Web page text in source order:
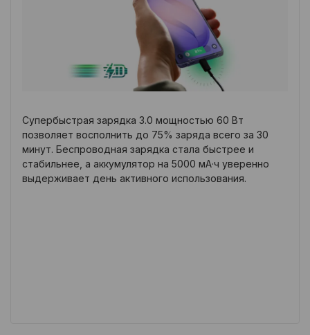
Супербыстрая зарядка 3.0 мощностью 60 Вт
позволяет восполнить до 75% заряда всего за 30
минут. Беспроводная зарядка стала быстрее и
стабильнее, а аккумулятор на 5000 мА·ч уверенно
выдерживает день активного использования.